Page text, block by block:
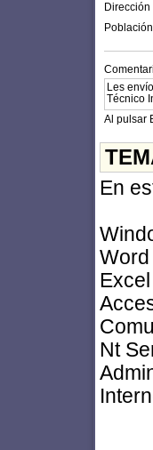
Dirección
Población
Al pulsar
En
Word
Nt